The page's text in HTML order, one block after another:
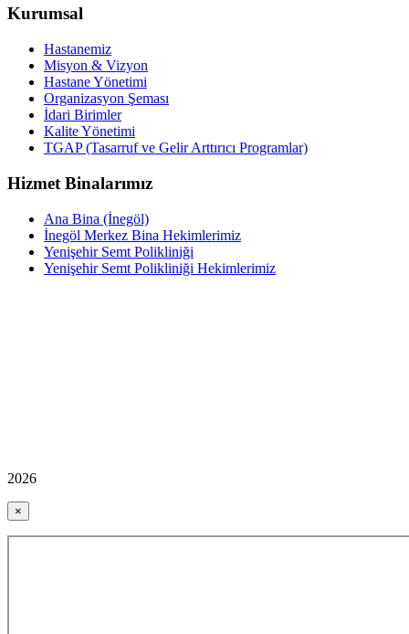
Kurumsal
Hastanemiz
Misyon & Vizyon
Hastane Yönetimi
Organizasyon Şeması
İdari Birimler
Kalite Yönetimi
TGAP (Tasarruf ve Gelir Arttırıcı Programlar)
Hizmet Binalarımız
Ana Bina (İnegöl)
İnegöl Merkez Bina Hekimlerimiz
Yenişehir Semt Polikliniği
Yenişehir Semt Polikliniği Hekimlerimiz
2026
×